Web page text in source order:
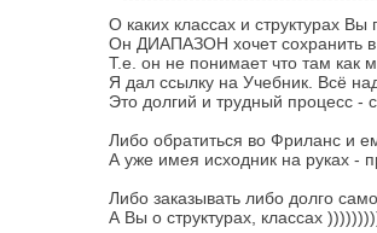
О каких классах и структурах Вы
Он ДИАПАЗОН хочет
Т.е. он не понимает что там как
Я дал ссылку на Учебник. Всё
Это долгий и трудный процесс -
Либо обратиться во Фриланс и
А уже имея исходник на руках -
Либо заказывать либо долго
А Вы о структурах, классах